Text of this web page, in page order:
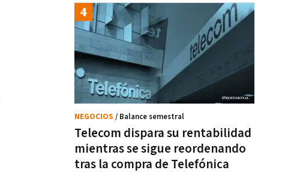
Telecom dispara su rentabilidad
mientras se sigue reordenando
tras la compra de Telefónica
NEGOCIOS / Balance semestral